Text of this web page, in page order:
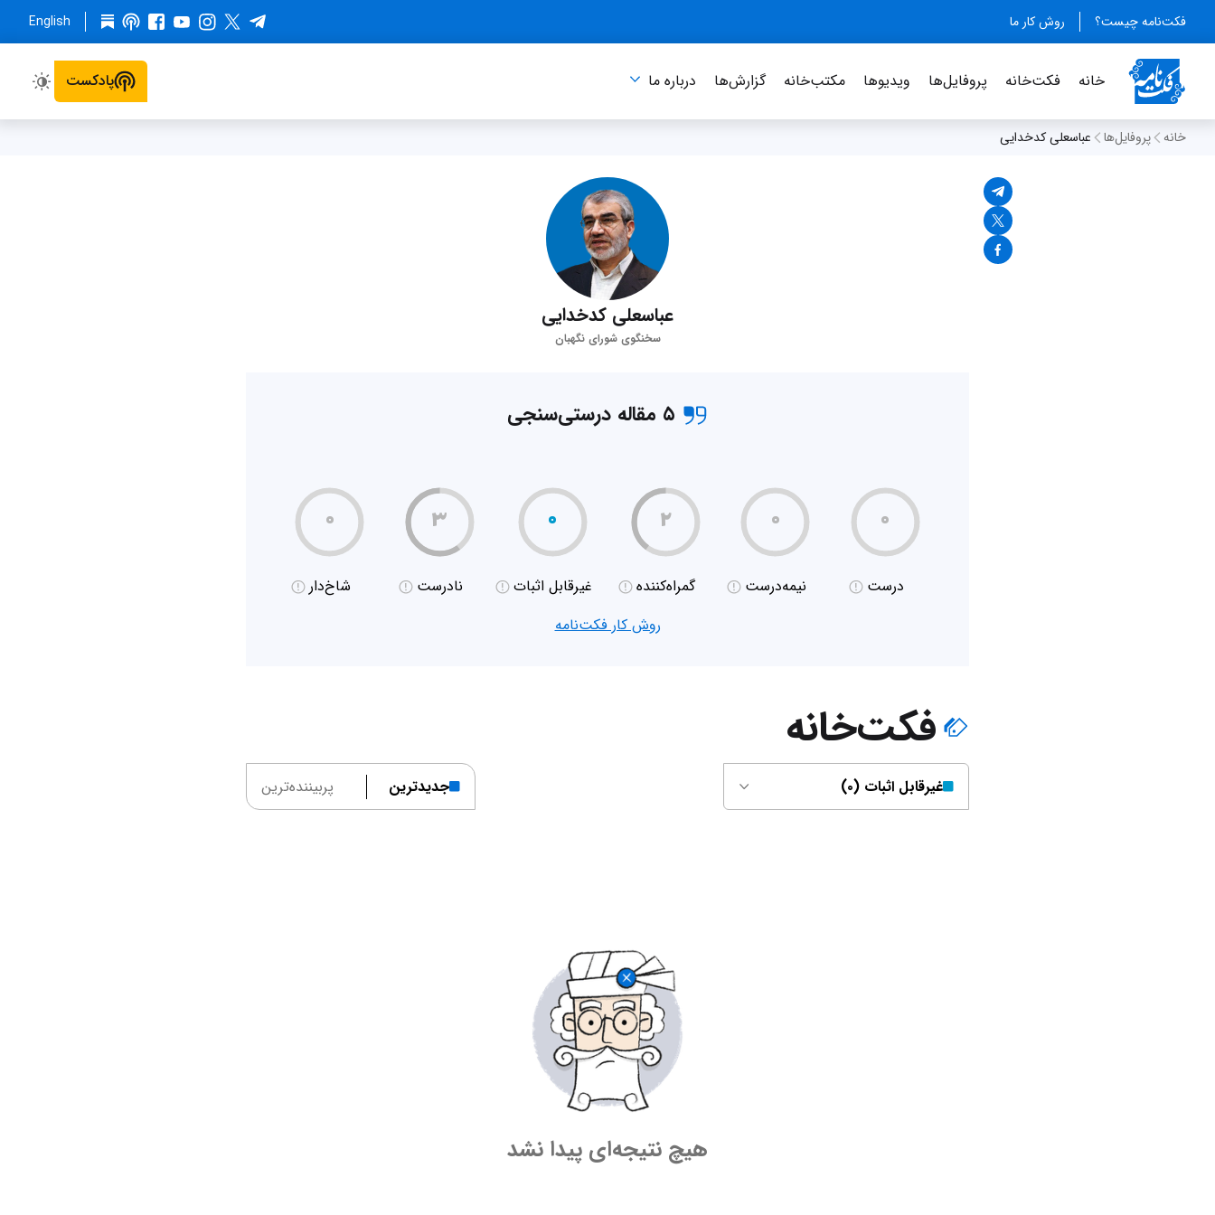
فکت‌نامه چیست؟ روش کار ما English
خانه فکت‌خانه پروفایل‌ها ویدیو‌ها مکتب‌خانه گزارش‌ها درباره‌ ما پادکست
خانه پروفایل‌ها عباسعلی کدخدایی
عباسعلی کدخدایی
سخنگوی شورای نگهبان
۵ مقاله درستی‌سنجی
۰
درست
۰
نیمه‌درست
۲
گمراه‌کننده
۰
غیر‌قابل اثبات
۳
نادرست
۰
شاخ‌دار
روش کار فکت‌نامه
فکت‌خانه
غیر‌قابل اثبات (۰) جدیدترین پربیننده‌ترین
هیچ نتیجه‌ای پیدا نشد